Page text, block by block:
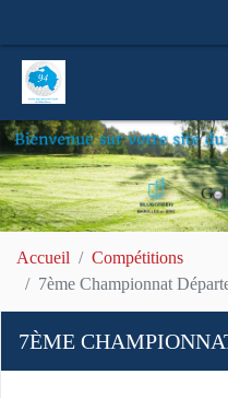
Accueil
Compétitions
7ème Championnat
7ÈME